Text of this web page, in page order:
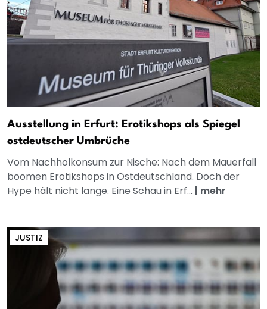
Ausstellung in Erfurt: Erotikshops als Spiegel
ostdeutscher Umbrüche
Vom Nachholkonsum zur Nische: Nach dem Mauerfall
boomen Erotikshops in Ostdeutschland. Doch der
Hype hält nicht lange. Eine Schau in Erf... | mehr
JUSTIZ